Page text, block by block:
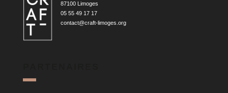
87100 Limoges
05 55 49 17 17
contact@craft-limoges.org